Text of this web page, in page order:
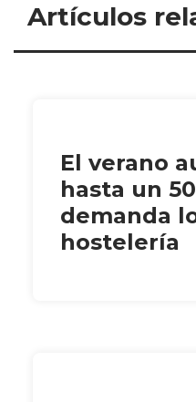
Artículos
El verano
hasta un
demanda
hostelería